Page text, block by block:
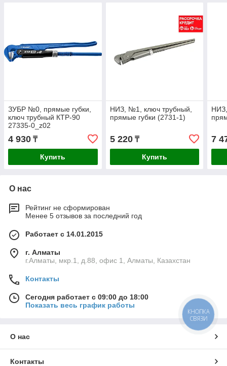
ЗУБР №0, прямые губки,
ключ трубный КТР-90
27335-0_z02
4 930 ₸
Купить
НИЗ, №1, ключ трубный,
прямые губки (2731-1)
5 220₸
Купить
7
О нас
Рейтинг не сформирован
Менее 5 отзывов за последний год
Работает с 14.01.2015
г. Алматы
г.Алматы, мкр.1, д.88, офис 1, Алматы, Казахстан
Контакты
Сегодня работает с 09:00 до 18:00
Показать весь график работы
О нас
Контакты
КНОПКА
СВЯЗИ